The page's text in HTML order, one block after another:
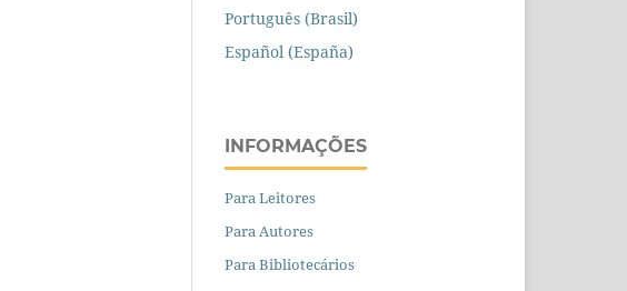
Português (Brasil)
Español (España)
INFORMAÇÕES
Para Leitores
Para Autores
Para Bibliotecários